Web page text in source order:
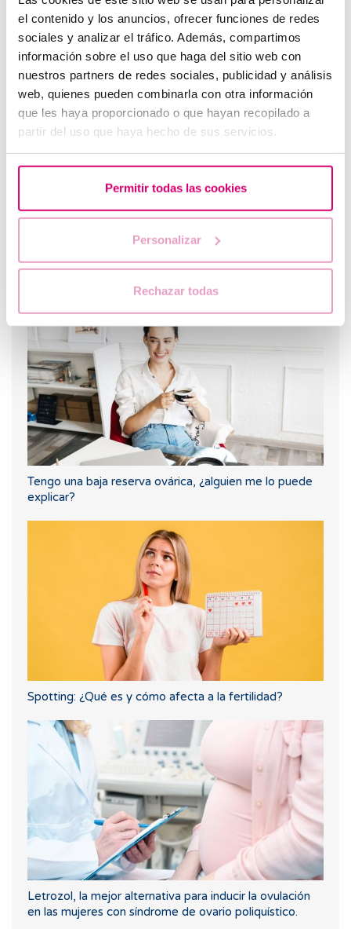
el contenido y los anuncios, ofrecer funciones de redes
sociales y analizar el tráfico. Además, compartimos
información sobre el uso que haga del sitio web con
nuestros partners de redes sociales, publicidad y análisis
web, quienes pueden combinarla con otra información
que les haya proporcionado o que hayan recopilado a
partir del uso que haya hecho de sus servicios.
Permitir todas las cookies
Personalizar
Rechazar todas
¿Puedo quedar embarazada si he tenido o tengo
quistes en los ovarios?
Tengo una baja reserva ovárica, ¿alguien me lo puede
explicar?
Spotting: ¿Qué es y cómo afecta a la fertilidad?
Letrozol, la mejor alternativa para inducir la ovulación
en las mujeres con síndrome de ovario poliquístico.